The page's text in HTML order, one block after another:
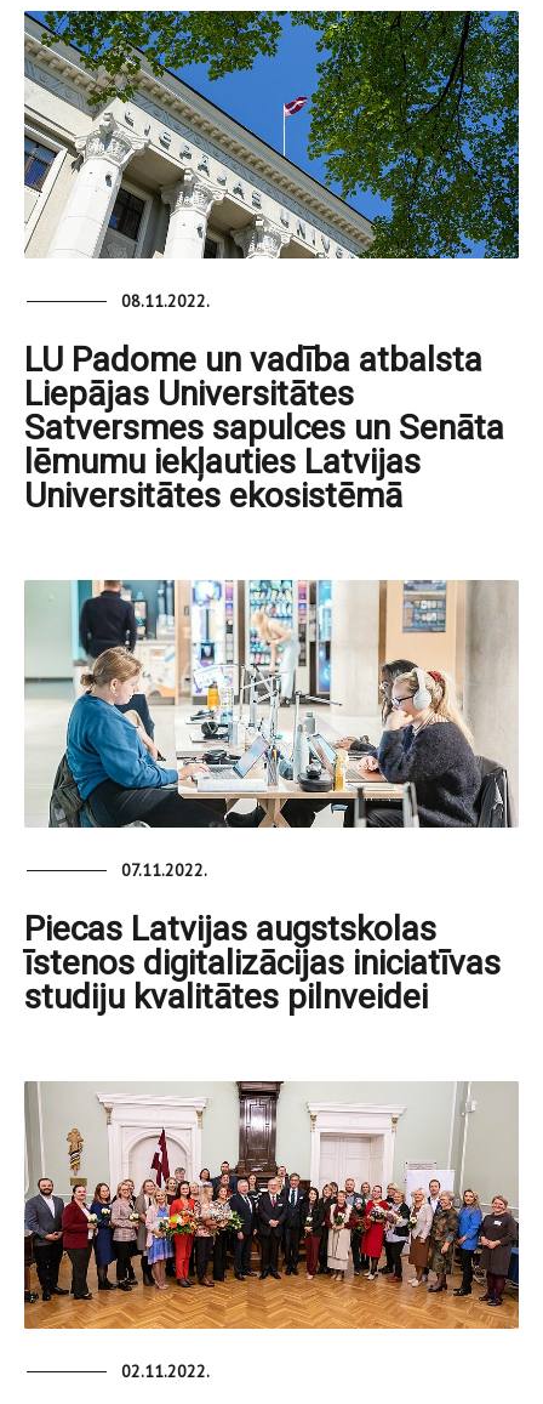
08.11.2022.
LU Padome un vadība atbalsta
Liepājas Universitātes
Satversmes sapulces un Senāta
lēmumu iekļauties Latvijas
Universitātes ekosistēmā
07.11.2022.
Piecas Latvijas augstskolas
īstenos digitalizācijas iniciatīvas
studiju kvalitātes pilnveidei
02.11.2022.